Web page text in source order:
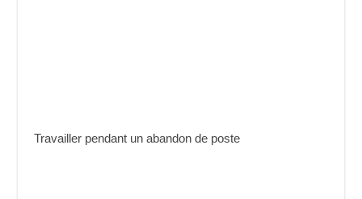
Travailler pendant un abandon de poste